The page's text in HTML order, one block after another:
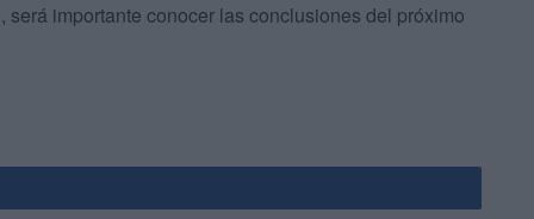
importante conocer las conclusiones del próximo